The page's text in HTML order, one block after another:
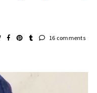
16 comments